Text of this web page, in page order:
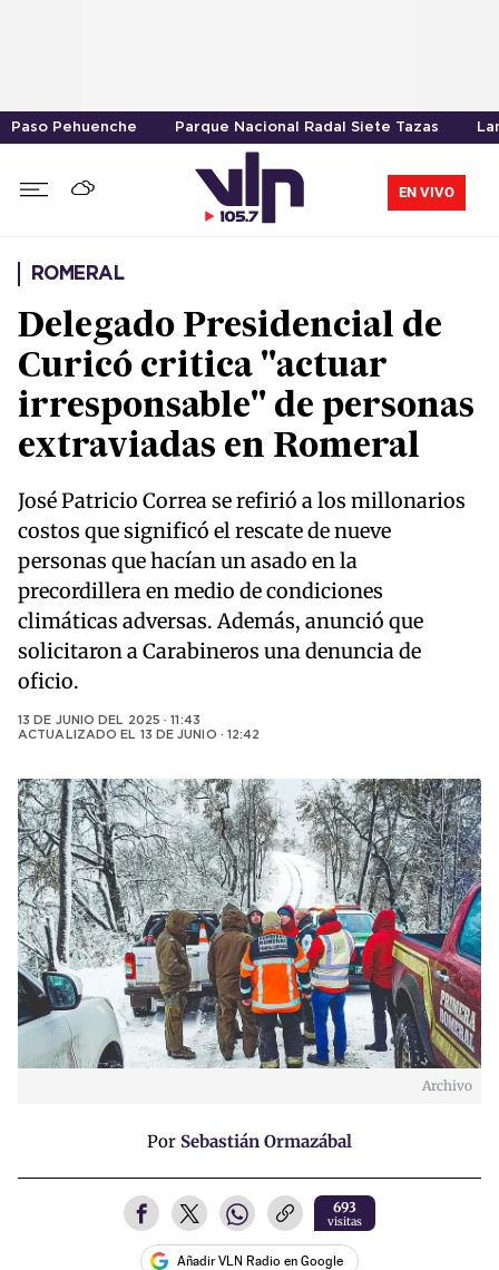
Paso Pehuenche Parque Nacional Radal Siete Tazas
EN VIVO
ROMERAL
Delegado Presidencial de
Curicó critica "actuar
irresponsable" de personas
extraviadas en Romeral
José Patricio Correa se refirió a los millonarios
costos que significó el rescate de nueve
personas que hacían un asado en la
precordillera en medio de condiciones
climáticas adversas. Además, anunció que
solicitaron a Carabineros una denuncia de
oficio.
13 DE JUNIO DEL 2025 · 11:43
ACTUALIZADO EL 13 DE JUNIO · 12:42
Archivo
Por Sebastián Ormazábal
693
visitas
Añadir VLN Radio en Google